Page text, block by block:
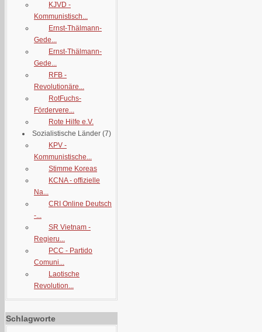
KJVD -
Kommunistisch...
Ernst-Thälmann-
Gede...
Ernst-Thälmann-
Gede...
RFB -
Revolutionäre...
RotFuchs-
Fördervere...
Rote Hilfe e.V.
Sozialistische Länder (7)
KPV -
Kommunistische...
Stimme Koreas
KCNA - offizielle
Na...
CRI Online Deutsch
-...
SR Vietnam -
Regieru...
PCC - Partido
Comuni...
Laotische
Revolution...
Schlagworte